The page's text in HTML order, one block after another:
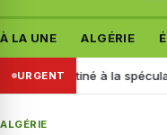
À LA UNE ALGÉRIE
URGENTà la spéculation :
ALGÉRIE